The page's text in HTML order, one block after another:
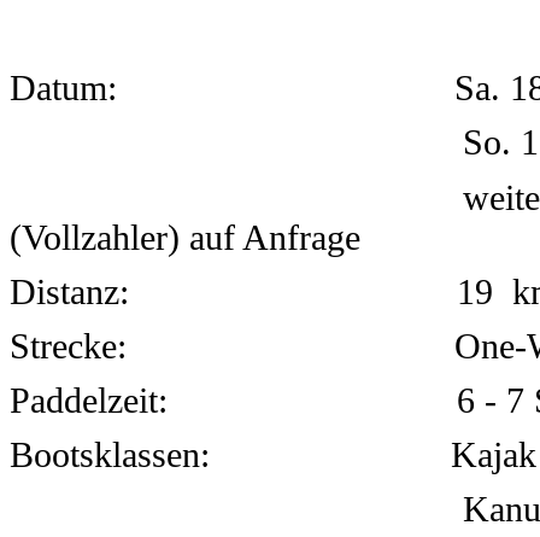
Datum: Sa.
So.
(Vollzahler) auf Anfrage
Distanz: 19
Strecke:
One-Way, mit
Paddelzeit: 6 - 7 Std.,
Bootsklassen: